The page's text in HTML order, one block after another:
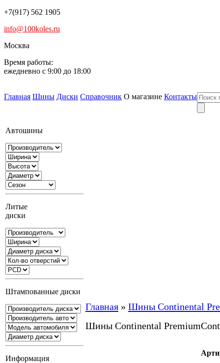
+7(917) 562 1905
info@100koles.ru
Москва
Время работы:
ежедневно с 9:00 до 18:00
Главная Шины Диски Справочник О магазине Контакты
Автошины
Литые
диски
Штампованные диски
Информация
Главная » Шины Continental
Шины Continental